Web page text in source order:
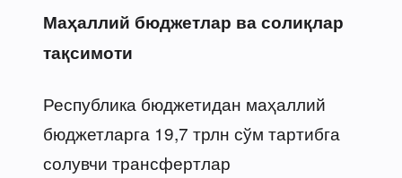
Маҳаллий бюджетлар ва солиқлар
тақсимоти
Республика бюджетидан маҳаллий
бюджетларга 19,7 трлн сўм тартибга
солувчи трансфертлар